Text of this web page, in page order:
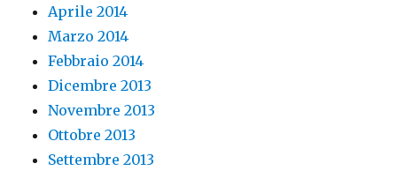
Aprile 2014
Marzo 2014
Febbraio 2014
Dicembre 2013
Novembre 2013
Ottobre 2013
Settembre 2013